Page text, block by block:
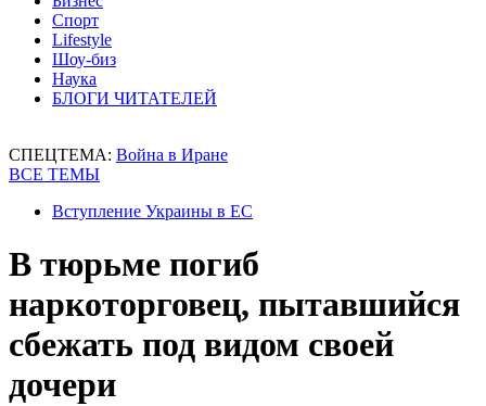
Спорт
Lifestyle
Шоу-биз
Наука
БЛОГИ ЧИТАТЕЛЕЙ
СПЕЦТЕМА: Война в Иране
ВСЕ ТЕМЫ
Вступление Украины в ЕС
В тюрьме погиб
наркоторговец, пытавшийся
сбежать под видом своей
дочери